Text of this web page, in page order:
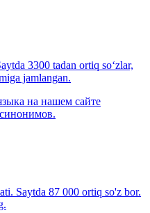
3300 tadan ortiq so‘zlar,
jamlangan.
на нашем сайте
Saytda 87 000 ortiq so'z bor.